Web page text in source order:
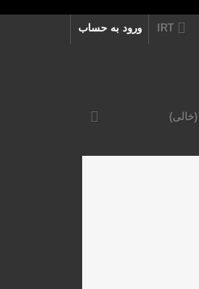
ورود به حساب IRT
(خالی)